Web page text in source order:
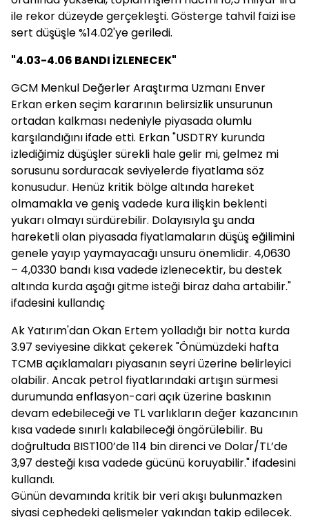
ile rekor düzeyde gerçekleşti. Gösterge tahvil faizi ise
sert düşüşle %14.02'ye geriledi.
"4.03-4.06 BANDI İZLENECEK"
GCM Menkul Değerler Araştırma Uzmanı Enver
Erkan erken seçim kararının belirsizlik unsurunun
ortadan kalkması nedeniyle piyasada olumlu
karşılandığını ifade etti. Erkan "USDTRY kurunda
izlediğimiz düşüşler sürekli hale gelir mi, gelmez mi
sorusunu sorduracak seviyelerde fiyatlama söz
konusudur. Henüz kritik bölge altında hareket
olmamakla ve geniş vadede kura ilişkin beklenti
yukarı olmayı sürdürebilir. Dolayısıyla şu anda
hareketli olan piyasada fiyatlamaların düşüş eğilimini
genele yayıp yaymayacağı unsuru önemlidir. 4,0630
– 4,0330 bandı kısa vadede izlenecektir, bu destek
altında kurda aşağı gitme isteği biraz daha artabilir."
ifadesini kullandıç
Ak Yatırım'dan Okan Ertem yolladığı bir notta kurda
3.97 seviyesine dikkat çekerek "Önümüzdeki hafta
TCMB açıklamaları piyasanın seyri üzerine belirleyici
olabilir. Ancak petrol fiyatlarındaki artışın sürmesi
durumunda enflasyon-cari açık üzerine baskının
devam edebileceği ve TL varlıkların değer kazancının
kısa vadede sınırlı kalabileceği öngörülebilir. Bu
doğrultuda BIST100’de 114 bin direnci ve Dolar/TL’de
3,97 desteği kısa vadede gücünü koruyabilir." ifadesini
kullandı.
Günün devamında kritik bir veri akışı bulunmazken
siyasi cephedeki gelişmeler yakından takip edilecek.